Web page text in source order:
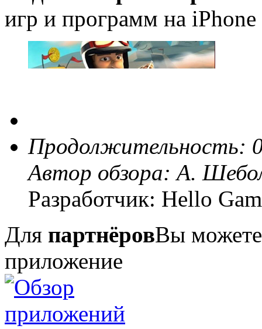
игр и программ на
Продолжительность:
Автор обзора:А.
Разработчик: Hello
Для партнёровВы можете
приложение